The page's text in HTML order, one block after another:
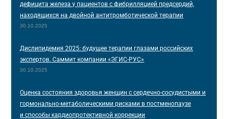
дефицита железа у пациентов с фибрилляцией предсердий,
находящихся на двойной антитромботической терапии
30.10.2025
Дислипидемия 2025: будущее терапии глазами российских
экспертов. Саммит компании «ЭГИС-РУС»
30.10.2025
Оценка состояния здоровья женщин с сердечно-сосудистыми и
гормонально-метаболическими рисками в постменопаузе
и способы кардиопротективной коррекции